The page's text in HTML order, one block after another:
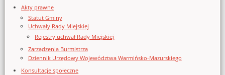
Akty prawne
Statut Gminy
Uchwały Rady Miejskiej
Rejestry uchwał Rady Miejskiej
Zarządzenia Burmistrza
Dziennik Urzędowy Województwa Warmińsko-Mazurskiego
Konsultacje społeczne